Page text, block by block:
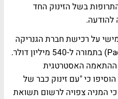
בשל הזינוק החד
להודעה.
על רכישת חברת הגנריקה
פאדוק לאבס (Paddock Labs) בתמורה ל-540 מיליון דולר.
ההתאמה האסטרטגית
כי "עם זינוק כבר של
כי המניה צפויה לרשום תשואת